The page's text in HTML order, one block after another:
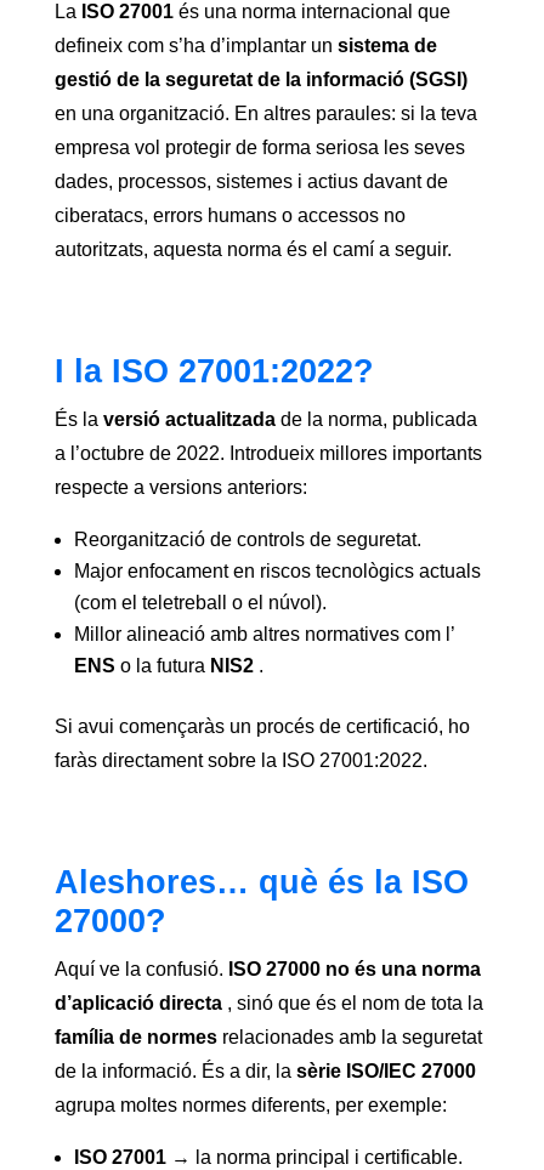
La ISO 27001és una norma internacional que
defineix com s’ha d’implantar un sistema de
gestió de la seguretat de la informació (SGSI)
en una organització. En altres paraules: si la teva
empresa vol protegir de forma seriosa les seves
dades, processos, sistemes i actius davant de
ciberatacs, errors humans o accessos no
autoritzats, aquesta norma és el camí a seguir.
I la ISO 27001:2022?
És la versió actualitzadade la norma, publicada
a l’octubre de 2022. Introdueix millores importants
respecte a versions anteriors:
Reorganització de controls de seguretat.
Major enfocament en riscos tecnològics actuals
(com el teletreball o el núvol).
Millor alineació amb altres normatives com l’
ENS o la futura NIS2.
Si avui començaràs un procés de certificació, ho
faràs directament sobre la ISO 27001:2022.
Aleshores… què és la ISO
27000?
Aquí ve la confusió. ISO 27000 no és una norma
d’aplicació directa, sinó que és el nom de tota la
família de normesrelacionades amb la seguretat
de la informació. És a dir, la sèrie ISO/IEC 27000
agrupa moltes normes diferents, per exemple:
ISO 27001→ la norma principal i certificable.